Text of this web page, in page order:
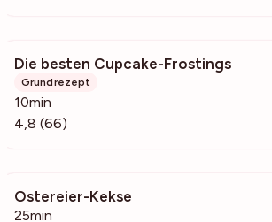
Die besten Cupcake-Frostings
Grundrezept
10min
4,8 (66)
Ostereier-Kekse
25min